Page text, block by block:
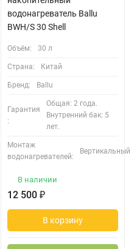
водонагреватель Ballu
BWH/S 30 Shell
Объём: 30 л
Страна: Китай
Бренд: Ballu
Гарантия
:
Общая: 2 года.
Внутренний бак: 5
лет.
Монтаж
водонагревателей:
Вертикальный
В наличии
12 500 ₽
В корзину